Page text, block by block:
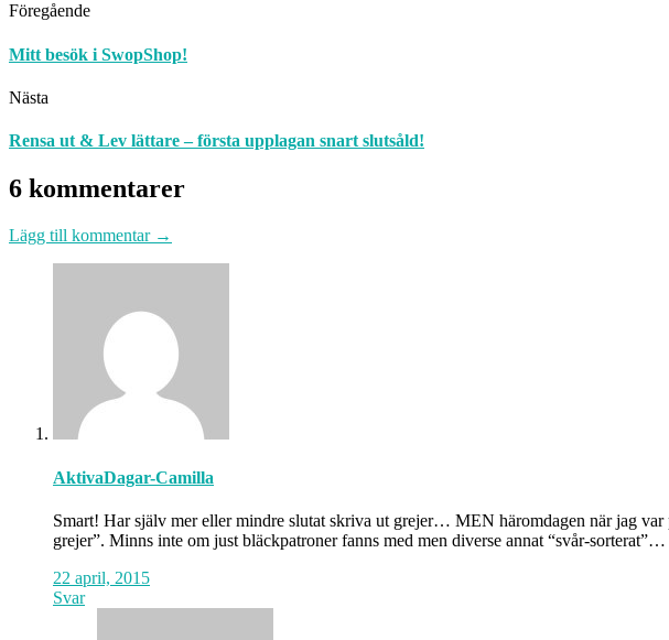
Föregående
Mitt besök i SwopShop!
Nästa
Rensa ut & Lev lättare – första upplagan snart slutsåld!
6 kommentarer
Lägg till kommentar →
AktivaDagar-Camilla
Smart! Har själv mer eller mindre slutat skriva ut grejer… MEN häromdagen när jag
grejer”. Minns inte om just bläckpatroner fanns med men diverse annat “svår-sorterat”…
22 april, 2015
Svar